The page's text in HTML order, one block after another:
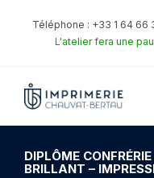
Téléphone : +33 1 64 66
L'atelier fera une
DIPLÔME
BRILLANT –